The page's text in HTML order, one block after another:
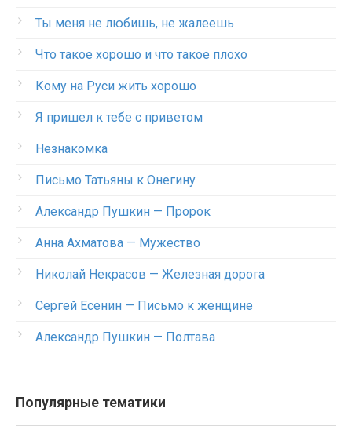
Ты меня не любишь, не жалеешь
Что такое хорошо и что такое плохо
Кому на Руси жить хорошо
Я пришел к тебе с приветом
Незнакомка
Письмо Татьяны к Онегину
Александр Пушкин — Пророк
Анна Ахматова — Мужество
Николай Некрасов — Железная дорога
Сергей Есенин — Письмо к женщине
Александр Пушкин — Полтава
Популярные тематики